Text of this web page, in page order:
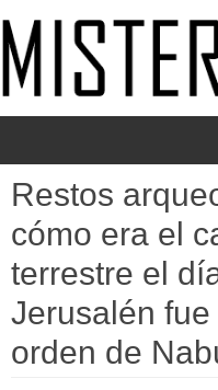
al
contenido
Restos
cómo era el
terrestre el
Jerusalén
orden de